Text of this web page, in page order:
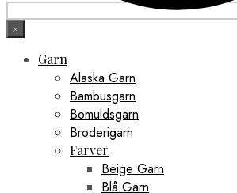
×
Garn
Alaska Garn
Bambusgarn
Bomuldsgarn
Broderigarn
Farver
Beige Garn
Blå Garn